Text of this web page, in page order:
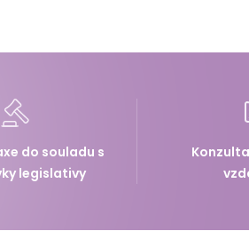
do souladu s
legislativy